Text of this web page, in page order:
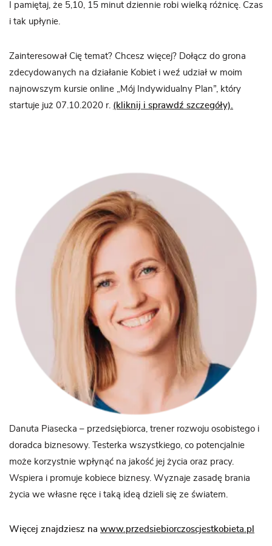
I pamiętaj, że 5,10, 15 minut dziennie robi wielką różnicę. Czas
i tak upłynie.
Zainteresował Cię temat? Chcesz więcej? Dołącz do grona
zdecydowanych na działanie Kobiet i weź udział w moim
najnowszym kursie online „Mój Indywidualny Plan”, który
startuje już 07.10.2020 r. (kliknij i sprawdź szczegóły).
Danuta Piasecka – przedsiębiorca, trener rozwoju osobistego i
doradca biznesowy. Testerka wszystkiego, co potencjalnie
może korzystnie wpłynąć na jakość jej życia oraz pracy.
Wspiera i promuje kobiece biznesy. Wyznaje zasadę brania
życia we własne ręce i taką ideą dzieli się ze światem.
Więcej znajdziesz na www.przedsiebiorczoscjestkobieta.pl